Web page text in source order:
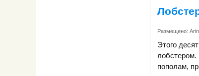
Размещено:
Этого
лобстером.
пополам,